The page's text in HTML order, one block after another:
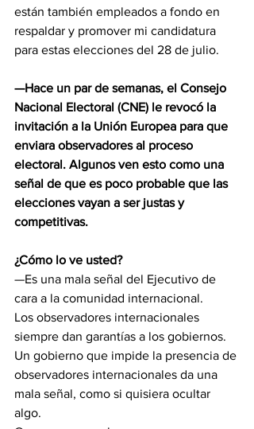
están también empleados a fondo en
respaldar y promover mi candidatura
para estas elecciones del 28 de julio.
—Hace un par de semanas, el Consejo
Nacional Electoral (CNE) le revocó la
invitación a la Unión Europea para que
enviara observadores al proceso
electoral. Algunos ven esto como una
señal de que es poco probable que las
elecciones vayan a ser justas y
competitivas.
¿Cómo lo ve usted?
—Es una mala señal del Ejecutivo de
cara a la comunidad internacional.
Los observadores internacionales
siempre dan garantías a los gobiernos.
Un gobierno que impide la presencia de
observadores internacionales da una
mala señal, como si quisiera ocultar
algo.